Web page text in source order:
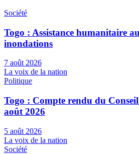
Société
Togo : Assistance humanitaire
inondations
7 août 2026
La voix de la nation
Politique
Togo : Compte rendu du
août 2026
5 août 2026
La voix de la nation
Société